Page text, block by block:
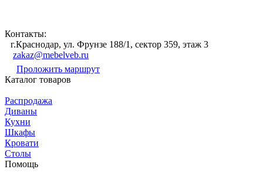
Контакты:
г.Краснодар, ул. Фрунзе 188/1, сектор 359, этаж 3
zakaz@mebelveb.ru
Проложить маршрут
Каталог товаров
Распродажа
Диваны
Кухни
Шкафы
Кровати
Столы
Помощь